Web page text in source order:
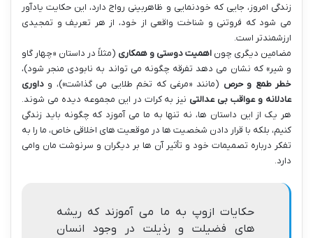
زندگی امروز، جایی که خودنمایی و ظاهربینی رواج دارد، این حکایت یادآور
می شود که فروتنی و شناخت واقعی از خود، از هر تعریف و تمجیدی
ارزشمندتر است.
مضامین دیگری چون اهمیت دوستی و همکاری (مثلاً در داستان «چهار گاو
و شیر» که نشان می دهد تفرقه چگونه می تواند به نابودی منجر شود)،
خطر طمع و حرص (مانند «مرغی که تخم طلایی می گذاشت»)، و داوری
عادلانه و عواقب بی عدالتی نیز به کرات در این مجموعه دیده می شوند.
هر یک از این داستان ها، نه تنها به ما می آموزد که چگونه باید زندگی
کنیم، بلکه با قرار دادن شخصیت ها در موقعیت های اخلاقی خاص، ما را به
تفکر درباره تصمیمات خود و تأثیر آن ها بر دیگران و سرنوشت مان وامی
دارد.
حکایات ازوپ به ما می آموزند که ریشه
های فضیلت و رذیلت در وجود انسان